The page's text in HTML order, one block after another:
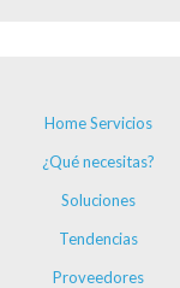
Home Servicios
¿Qué necesitas?
Soluciones
Tendencias
Proveedores